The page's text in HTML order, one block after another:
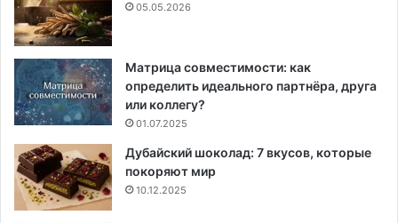
05.05.2026
Матрица совместимости: как
определить идеального партнёра, друга
или коллегу?
01.07.2025
Дубайский шоколад: 7 вкусов, которые
покоряют мир
10.12.2025